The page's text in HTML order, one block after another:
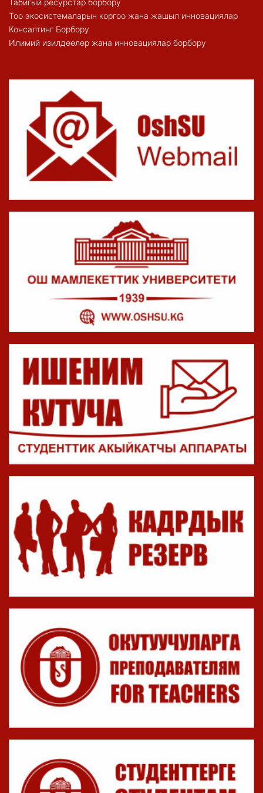
Табигый ресурстар борбору
Тоо экосистемаларын коргоо жана жашыл инновациялар
Консалтинг Борбору
Илимий изилдөөлөр жана инновациялар борбору